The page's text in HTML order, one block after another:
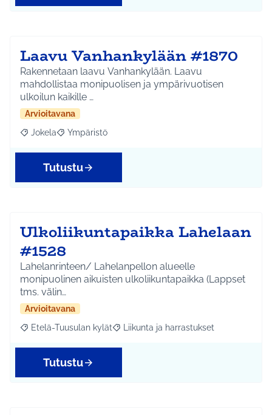
Laavu Vanhankylään #1870
Rakennetaan laavu Vanhankylään. Laavu
mahdollistaa monipuolisen ja ympärivuotisen
ulkoilun kaikille …
Arvioitavana
Rajaa tulokset aihepiirin mukaan: Jokela
Jokela Rajaa tulokset teeman mukaan: Ympäristö
Ympäristö
Tutustu
Ulkoliikuntapaikka Lahelaan
#1528
Lahelanrinteen/ Lahelanpellon alueelle
monipuolinen aikuisten ulkoliikuntapaikka (Lappset
tms. välin…
Arvioitavana
Rajaa tulokset aihepiirin mukaan: Etelä-Tuusulan kylät
Etelä-Tuusulan kylät Rajaa tulokset teeman mukaan:
Liikunta ja harrastukset
Tutustu